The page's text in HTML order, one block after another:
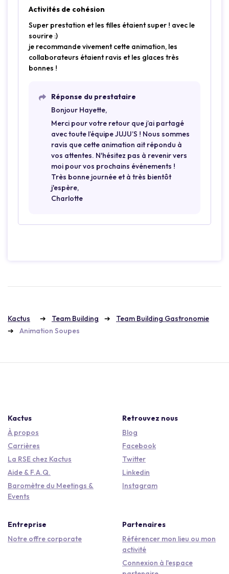
Activités de cohésion
Super prestation et les filles étaient super ! avec le
sourire :)
je recommande vivement cette animation, les
collaborateurs étaient ravis et les glaces très
bonnes !
Réponse du prestataire
Bonjour Hayette,
Merci pour votre retour que j’ai partagé
avec toute l’équipe JUJU’S ! Nous sommes
ravis que cette animation ait répondu à
vos attentes. N'hésitez pas à revenir vers
moi pour vos prochains événements !
Très bonne journée et à très bientôt
j'espère,
Charlotte
Kactus Team Building
Team Building Gastronomie
Animation Soupes
Kactus
À propos
Carrières
La RSE chez Kactus
Aide & F.A.Q.
Baromètre du Meetings &
Events
Retrouvez nous
Blog
Facebook
Twitter
Linkedin
Instagram
Entreprise
Notre offre corporate
Partenaires
Référencer mon lieu ou mon
activité
Connexion à l'espace